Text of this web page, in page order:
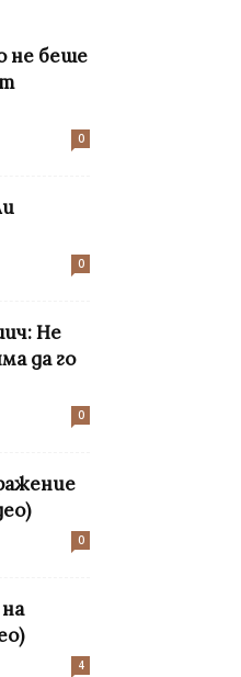
не беше
0
0
Не
да го
0
0
4